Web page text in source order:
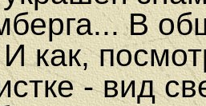
В
как,
- вид